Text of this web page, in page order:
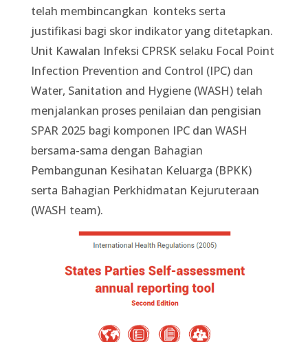
telah membincangkan konteks serta
justifikasi bagi skor indikator yang ditetapkan.
Unit Kawalan Infeksi CPRSK selaku Focal Point
Infection Prevention and Control (IPC) dan
Water, Sanitation and Hygiene (WASH) telah
menjalankan proses penilaian dan pengisian
SPAR 2025 bagi komponen IPC dan WASH
bersama-sama dengan Bahagian
Pembangunan Kesihatan Keluarga (BPKK)
serta Bahagian Perkhidmatan Kejuruteraan
(WASH team).